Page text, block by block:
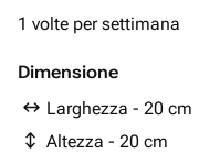
1 volte per settimana
Dimensione
Larghezza - 20 cm
Altezza - 20 cm